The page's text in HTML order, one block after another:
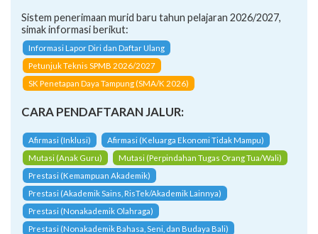
Sistem penerimaan murid baru tahun pelajaran 2026/2027,
simak informasi berikut:
Informasi Lapor Diri dan Daftar Ulang
Petunjuk Teknis SPMB 2026/2027
SK Penetapan Daya Tampung (SMA/K 2026)
CARA PENDAFTARAN JALUR:
Afirmasi (Inklusi)
Afirmasi (Keluarga Ekonomi Tidak Mampu)
Mutasi (Anak Guru)
Mutasi (Perpindahan Tugas Orang Tua/Wali)
Prestasi (Kemampuan Akademik)
Prestasi (Akademik Sains, RisTek/Akademik Lainnya)
Prestasi (Nonakademik Olahraga)
Prestasi (Nonakademik Bahasa, Seni, dan Budaya Bali)